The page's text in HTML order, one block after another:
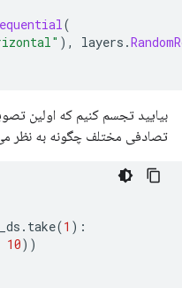
(
), layers .
بیایید تجسم کنیم که اولین
تصادفی مختلف چگونه به نظر
. take(1 ):
10))